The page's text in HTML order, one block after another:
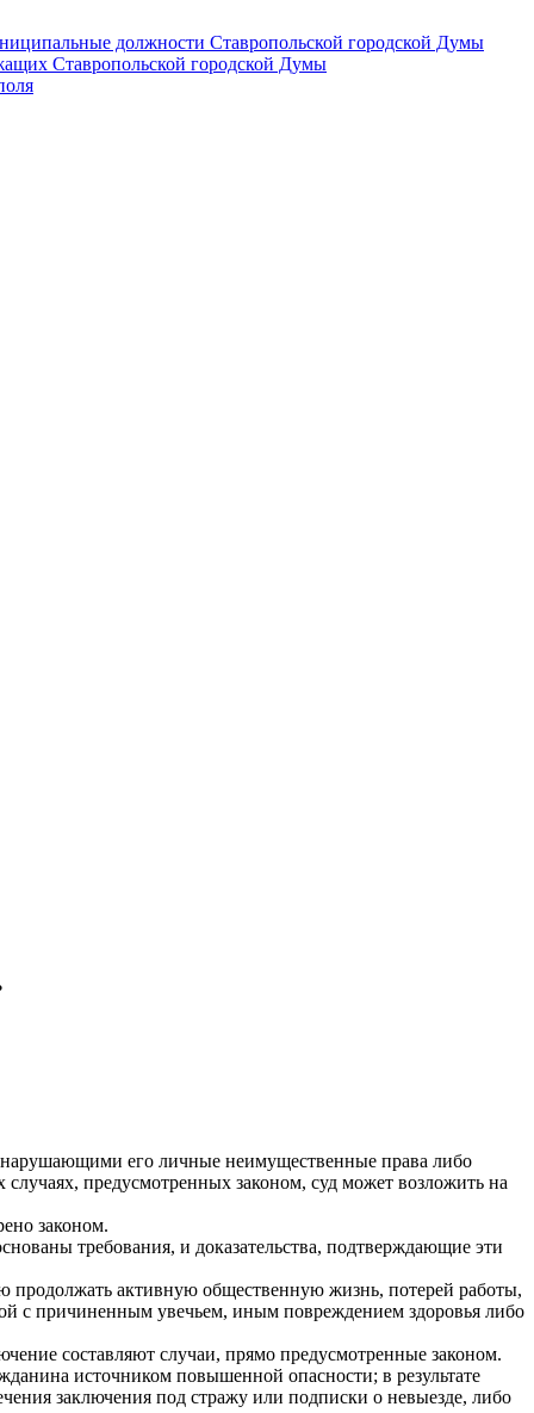
должности Ставропольской городской Думы
Ставропольской городской Думы
его личные неимущественные права либо
предусмотренных законом, суд может возложить на
законом.
требования, и доказательства, подтверждающие эти
продолжать активную общественную жизнь, потерей работы,
с причиненным увечьем, иным повреждением здоровья либо
составляют случаи, прямо предусмотренные законом.
источником повышенной опасности; в результате
заключения под стражу или подписки о невыезде, либо